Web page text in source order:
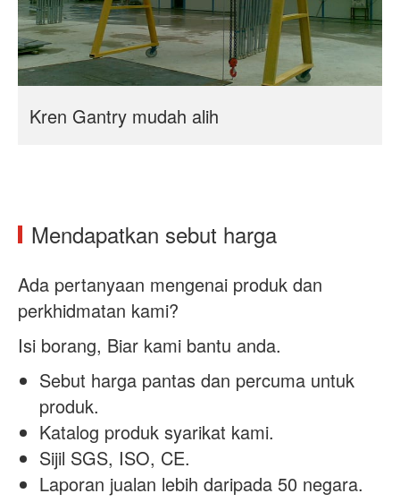
Kren Gantry mudah alih
Mendapatkan sebut harga
Ada pertanyaan mengenai produk dan
perkhidmatan kami?
Isi borang, Biar kami bantu anda.
Sebut harga pantas dan percuma untuk
produk.
Katalog produk syarikat kami.
Sijil SGS, ISO, CE.
Laporan jualan lebih daripada 50 negara.